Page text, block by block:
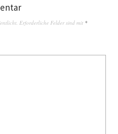
Erforderliche Felder sind mit *